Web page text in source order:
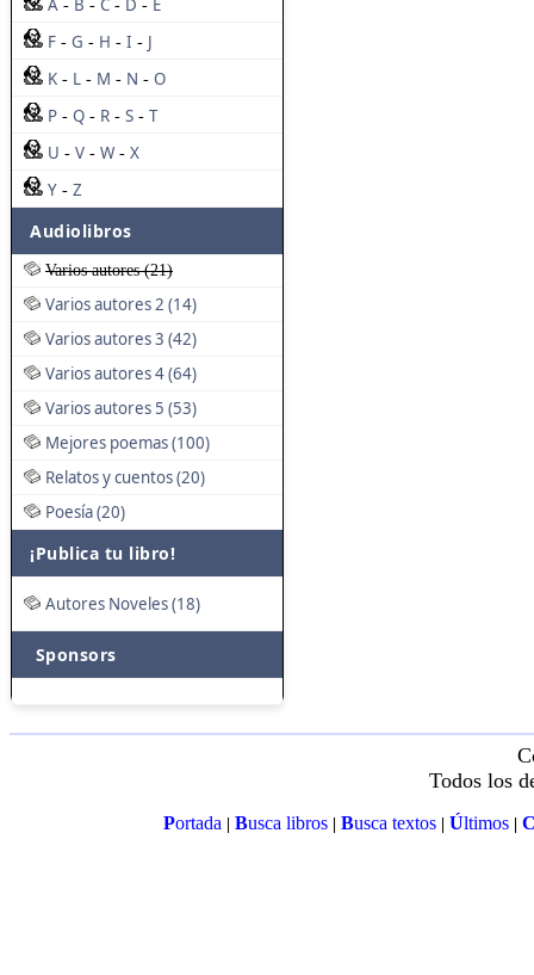
A - B - C - D - E
F - G - H - I - J
K - L - M - N - O
P - Q - R - S - T
U - V - W - X
Y - Z
Audiolibros
Varios autores (21)
Varios autores 2 (14)
Varios autores 3 (42)
Varios autores 4 (64)
Varios autores 5 (53)
Mejores poemas (100)
Relatos y cuentos (20)
Poesía (20)
¡Publica tu libro!
Autores Noveles (18)
Sponsors
Todos los
Portada| Busca libros| Busca textos| Últimos|